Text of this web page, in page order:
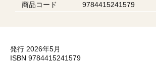
商品コード
9784415241579
発行 2026年5月
ISBN 9784415241579